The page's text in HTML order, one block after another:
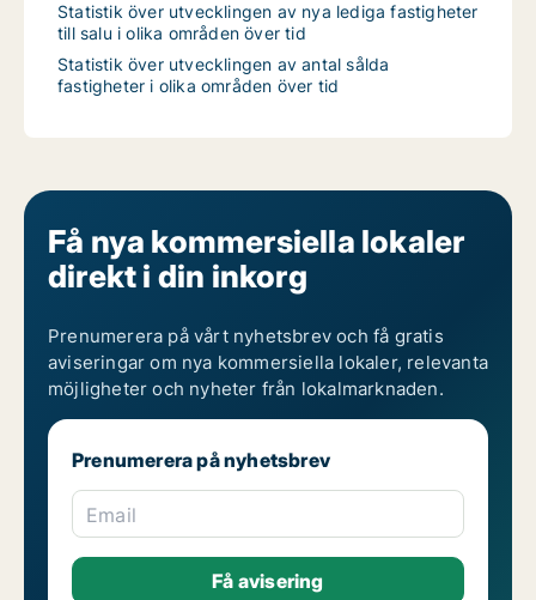
Statistik över utvecklingen av nya lediga fastigheter
till salu i olika områden över tid
Statistik över utvecklingen av antal sålda
fastigheter i olika områden över tid
Få nya kommersiella lokaler
direkt i din inkorg
Prenumerera på vårt nyhetsbrev och få gratis
aviseringar om nya kommersiella lokaler, relevanta
möjligheter och nyheter från lokalmarknaden.
Prenumerera på nyhetsbrev
Email